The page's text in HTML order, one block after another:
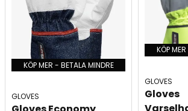
KÖP MER - BETALA MINDRE
GLOVES
KÖP
GLOVES
Gloves